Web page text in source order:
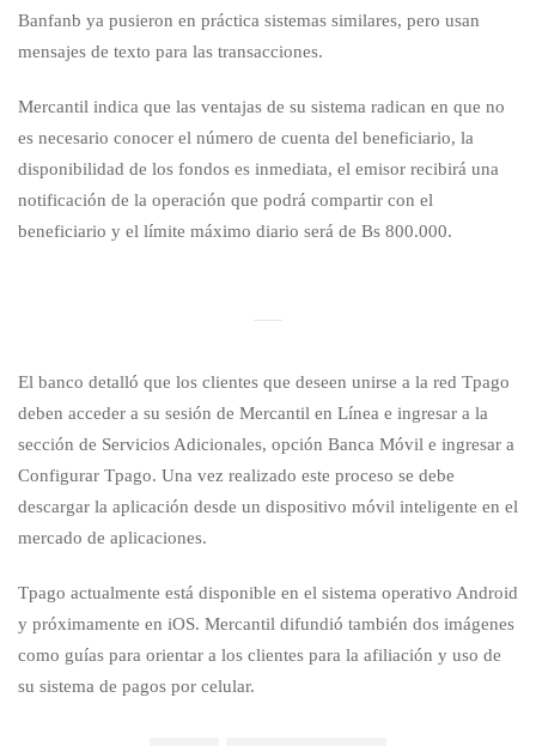
Banfanb ya pusieron en práctica sistemas similares, pero usan
mensajes de texto para las transacciones.
Mercantil indica que las ventajas de su sistema radican en que no
es necesario conocer el número de cuenta del beneficiario, la
disponibilidad de los fondos es inmediata, el emisor recibirá una
notificación de la operación que podrá compartir con el
beneficiario y el límite máximo diario será de Bs 800.000.
El banco detalló que los clientes que deseen unirse a la red Tpago
deben acceder a su sesión de Mercantil en Línea e ingresar a la
sección de Servicios Adicionales, opción Banca Móvil e ingresar a
Configurar Tpago. Una vez realizado este proceso se debe
descargar la aplicación desde un dispositivo móvil inteligente en el
mercado de aplicaciones.
Tpago actualmente está disponible en el sistema operativo Android
y próximamente en iOS. Mercantil difundió también dos imágenes
como guías para orientar a los clientes para la afiliación y uso de
su sistema de pagos por celular.